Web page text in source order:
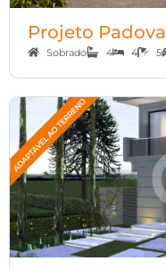
Projeto Padova
Sobrado 4 4 5